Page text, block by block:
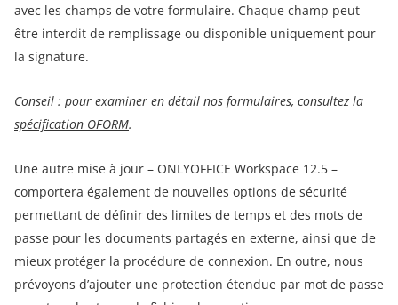
avec les champs de votre formulaire. Chaque champ peut
être interdit de remplissage ou disponible uniquement pour
la signature.
Conseil : pour examiner en détail nos formulaires, consultez la
spécification OFORM.
Une autre mise à jour – ONLYOFFICE Workspace 12.5 –
comportera également de nouvelles options de sécurité
permettant de définir des limites de temps et des mots de
passe pour les documents partagés en externe, ainsi que de
mieux protéger la procédure de connexion. En outre, nous
prévoyons d’ajouter une protection étendue par mot de passe